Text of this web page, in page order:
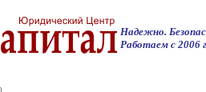
Надежно.
Работаем с 2006